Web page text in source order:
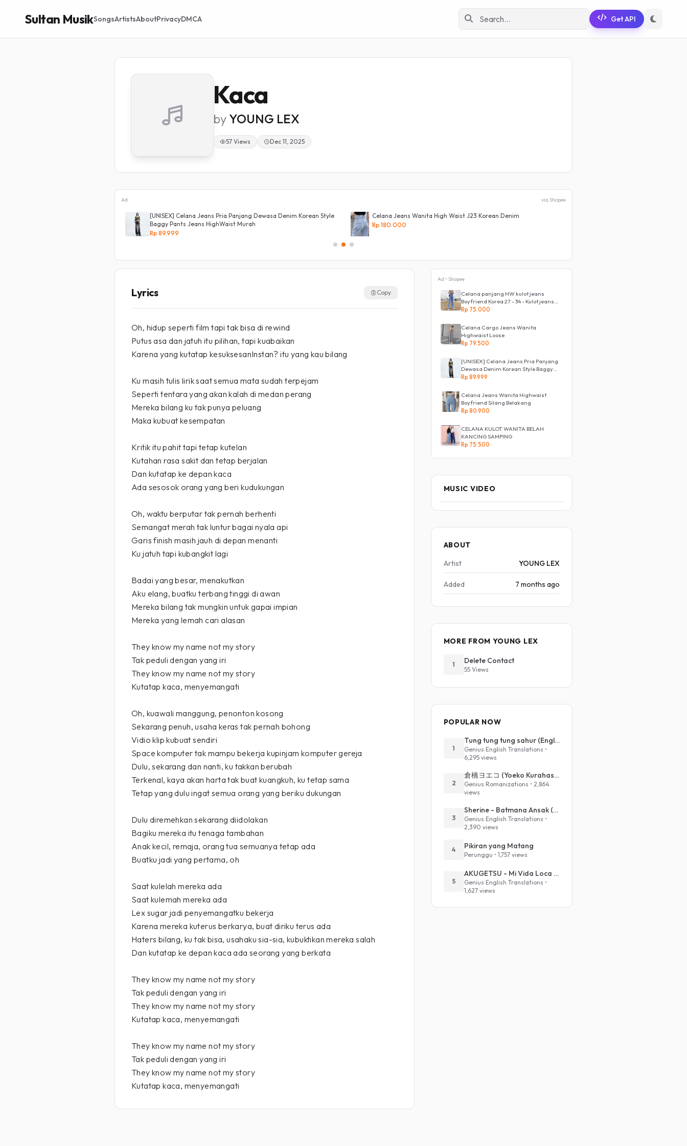
Sultan MusikSongsArtistsAboutPrivacyDMCA Get API
Kaca
by YOUNG LEX
57 Views Dec 11, 2025
Ad via Shopee
[UNISEX] Celana Jeans Pria Panjang Dewasa Denim Korean Style
Baggy Pants Jeans HighWaist Murah
Rp 89.999
Celana Jeans Wanita High Waist J23 Korean Denim
Rp 180.000
Lyrics Copy
Oh, hidup seperti film tapi tak bisa di rewind
Putus asa dan jatuh itu pilihan, tapi kuabaikan
Karena yang kutatap kesuksesanInstan? itu yang kau bilang
Ku masih tulis lirik saat semua mata sudah terpejam
Seperti tentara yang akan kalah di medan perang
Mereka bilang ku tak punya peluang
Maka kubuat kesempatan
Kritik itu pahit tapi tetap kutelan
Kutahan rasa sakit dan tetap berjalan
Dan kutatap ke depan kaca
Ada sesosok orang yang beri kudukungan
Oh, waktu berputar tak pernah berhenti
Semangat merah tak luntur bagai nyala api
Garis finish masih jauh di depan menanti
Ku jatuh tapi kubangkit lagi
Badai yang besar, menakutkan
Aku elang, buatku terbang tinggi di awan
Mereka bilang tak mungkin untuk gapai impian
Mereka yang lemah cari alasan
They know my name not my story
Tak peduli dengan yang iri
They know my name not my story
Kutatap kaca, menyemangati
Oh, kuawali manggung, penonton kosong
Sekarang penuh, usaha keras tak pernah bohong
Vidio klip kubuat sendiri
Space komputer tak mampu bekerja kupinjam komputer gereja
Dulu, sekarang dan nanti, ku takkan berubah
Terkenal, kaya akan harta tak buat kuangkuh, ku tetap sama
Tetap yang dulu ingat semua orang yang beriku dukungan
Dulu diremehkan sekarang diidolakan
Bagiku mereka itu tenaga tambahan
Anak kecil, remaja, orang tua semuanya tetap ada
Buatku jadi yang pertama, oh
Saat kulelah mereka ada
Saat kulemah mereka ada
Lex sugar jadi penyemangatku bekerja
Karena mereka kuterus berkarya, buat diriku terus ada
Haters bilang, ku tak bisa, usahaku sia-sia, kubuktikan mereka salah
Dan kutatap ke depan kaca ada seorang yang berkata
They know my name not my story
Tak peduli dengan yang iri
They know my name not my story
Kutatap kaca, menyemangati
They know my name not my story
Tak peduli dengan yang iri
They know my name not my story
Kutatap kaca, menyemangati
Ad • Shopee
Celana panjang HW kulot jeans
Boyfriend Korea 27 - 34 - Kulot jeans
LOVE
Rp 75.000
Celana Cargo Jeans Wanita
Highwaist Loose
Rp 79.500
[UNISEX] Celana Jeans Pria Panjang
Dewasa Denim Korean Style Baggy
Pants Jeans HighWaist Murah
Rp 89.999
Celana Jeans Wanita Highwaist
Boyfriend Silang Belakang
Rp 80.900
CELANA KULOT WANITA BELAH
KANCING SAMPING
Rp 75.500
MUSIC VIDEO
ABOUT
Artist
YOUNG LEX
Added 7 months ago
MORE FROM YOUNG LEX
1 Delete Contact
55 Views
POPULAR NOW
1
Tung tung tung sahur (English Translation)
Genius English Translations •
6,295 views
2
倉橋ヨエコ (Yoeko Kurahashi) - 沈める街 (Sinking Town) (Romanized)
Genius Romanizations • 2,864
views
3
Sherine - Batmana Ansak (English Translation)
Genius English Translations •
2,390 views
4 Pikiran yang Matang
Perunggu • 1,757 views
5
AKUGETSU - Mi Vida Loca (VIVINOS - ALNST Sub : Till Part.1)
Genius English Translations •
1,627 views